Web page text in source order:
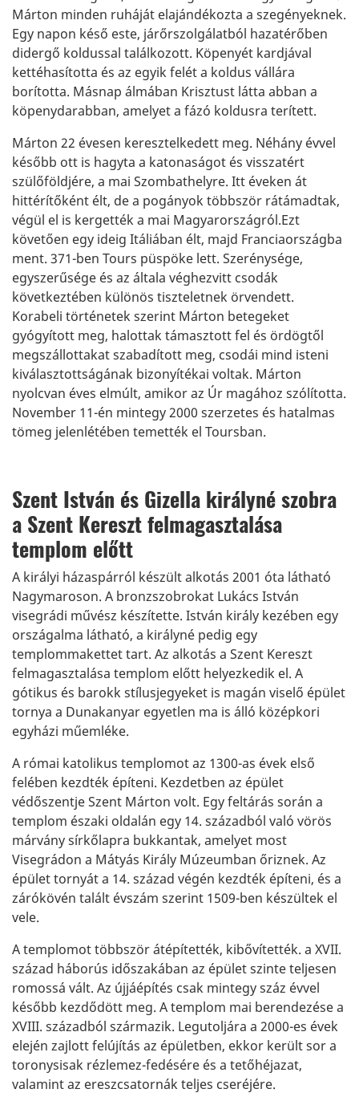
Márton minden ruháját elajándékozta a szegényeknek.
Egy napon késő este, járőrszolgálatból hazatérőben
didergő koldussal találkozott. Köpenyét kardjával
kettéhasította és az egyik felét a koldus vállára
borította. Másnap álmában Krisztust látta abban a
köpenydarabban, amelyet a fázó koldusra terített.
Márton 22 évesen keresztelkedett meg. Néhány évvel
később ott is hagyta a katonaságot és visszatért
szülőföldjére, a mai Szombathelyre. Itt éveken át
hittérítőként élt, de a pogányok többször rátámadtak,
végül el is kergették a mai Magyarországról.Ezt
követően egy ideig Itáliában élt, majd Franciaországba
ment. 371-ben Tours püspöke lett. Szerénysége,
egyszerűsége és az általa véghezvitt csodák
következtében különös tiszteletnek örvendett.
Korabeli történetek szerint Márton betegeket
gyógyított meg, halottak támasztott fel és ördögtől
megszállottakat szabadított meg, csodái mind isteni
kiválasztottságának bizonyítékai voltak. Márton
nyolcvan éves elmúlt, amikor az Úr magához szólította.
November 11-én mintegy 2000 szerzetes és hatalmas
tömeg jelenlétében temették el Toursban.
Szent István és Gizella királyné szobra
a Szent Kereszt felmagasztalása
templom előtt
A királyi házaspárról készült alkotás 2001 óta látható
Nagymaroson. A bronzszobrokat Lukács István
visegrádi művész készítette. István király kezében egy
országalma látható, a királyné pedig egy
templommakettet tart. Az alkotás a Szent Kereszt
felmagasztalása templom előtt helyezkedik el. A
gótikus és barokk stílusjegyeket is magán viselő épület
tornya a Dunakanyar egyetlen ma is álló középkori
egyházi műemléke.
A római katolikus templomot az 1300-as évek első
felében kezdték építeni. Kezdetben az épület
védőszentje Szent Márton volt. Egy feltárás során a
templom északi oldalán egy 14. századból való vörös
márvány sírkőlapra bukkantak, amelyet most
Visegrádon a Mátyás Király Múzeumban őriznek. Az
épület tornyát a 14. század végén kezdték építeni, és a
zárókövén talált évszám szerint 1509-ben készültek el
vele.
A templomot többször átépítették, kibővítették. a XVII.
század háborús időszakában az épület szinte teljesen
romossá vált. Az újjáépítés csak mintegy száz évvel
később kezdődött meg. A templom mai berendezése a
XVIII. századból származik. Legutoljára a 2000-es évek
elején zajlott felújítás az épületben, ekkor került sor a
toronysisak rézlemez-fedésére és a tetőhéjazat,
valamint az ereszcsatornák teljes cseréjére.